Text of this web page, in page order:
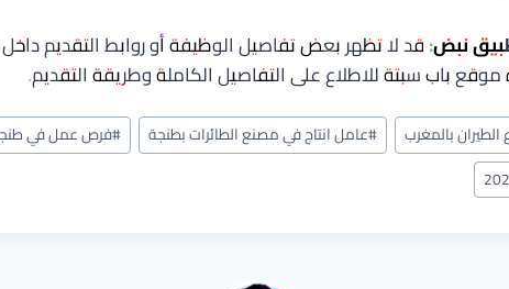
نبض:قد لا تظهر بعض تفاصيل الوظيفة أو روابط التقديم داخل
موقع باب سبتة للاطلاع على التفاصيل الكاملة وطريقة التقديم.
بالمغرب #عامل انتاج في مصنع الطائرات بطنجة #فرص عمل في